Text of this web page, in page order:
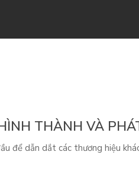
THÀNH VÀ
để dẫn dắt các thương hiệu